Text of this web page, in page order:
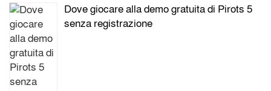
Dove giocare alla demo gratuita di Pirots 5
senza registrazione